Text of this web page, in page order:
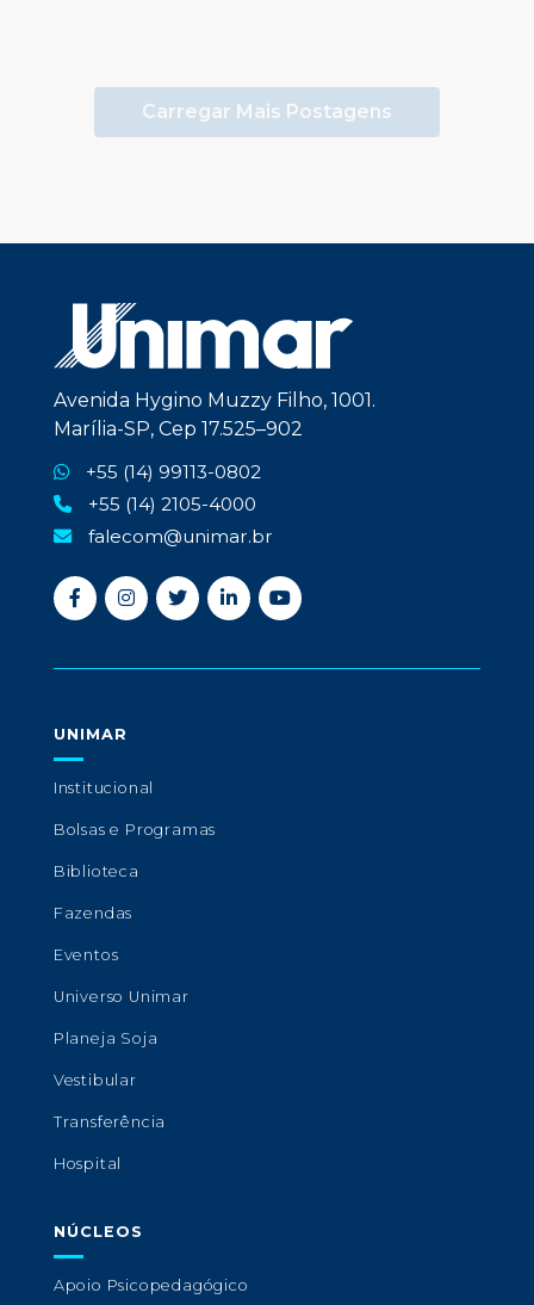
Carregar Mais Postagens
Avenida Hygino Muzzy Filho, 1001.
Marília-SP, Cep 17.525–902
+55 (14) 99113-0802
+55 (14) 2105-4000
falecom@unimar.br
UNIMAR
Institucional
Bolsas e Programas
Biblioteca
Fazendas
Eventos
Universo Unimar
Planeja Soja
Vestibular
Transferência
Hospital
NÚCLEOS
Apoio Psicopedagógico